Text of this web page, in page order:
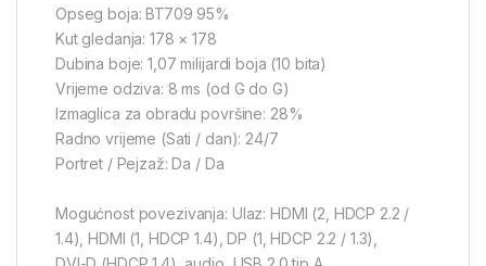
Opseg boja: BT709 95%
Kut gledanja: 178 × 178
Dubina boje: 1,07 milijardi boja (10 bita)
Vrijeme odziva: 8 ms (od G do G)
Izmaglica za obradu površine: 28%
Radno vrijeme (Sati / dan): 24/7
Portret / Pejzaž: Da / Da
Mogućnost povezivanja: Ulaz: HDMI (2, HDCP 2.2 /
1.4), HDMI (1, HDCP 1.4), DP (1, HDCP 2.2 / 1.3),